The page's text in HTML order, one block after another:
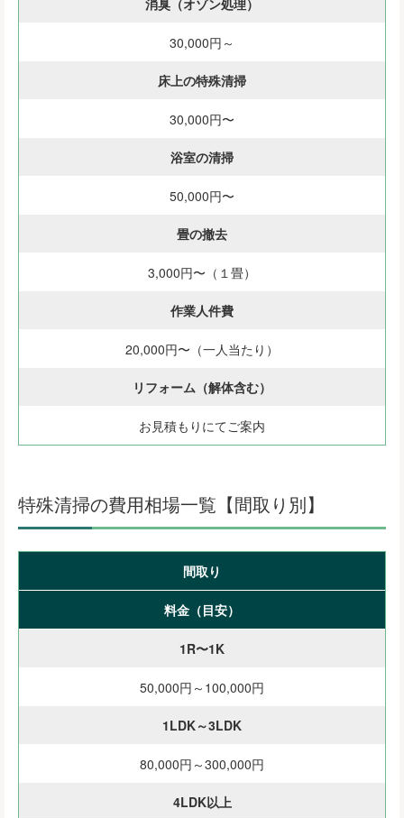
30,000円～
床上の特殊清掃
30,000円〜
浴室の清掃
50,000円〜
畳の撤去
3,000円〜（１畳）
作業人件費
20,000円〜（一人当たり）
リフォーム（解体含む）
お見積もりにてご案内
特殊清掃の費用相場一覧【間取り別】
間取り
料金（目安）
1R〜1K
50,000円～100,000円
1LDK～3LDK
80,000円～300,000円
4LDK以上